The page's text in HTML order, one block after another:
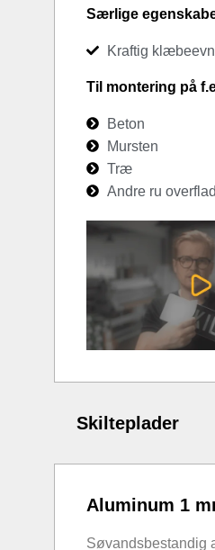
Særlige
Kraftig
Til montering på
Beton
Mursten
Træ
Andre ru
Skilteplader
Aluminum 1
Søvandsbestandig